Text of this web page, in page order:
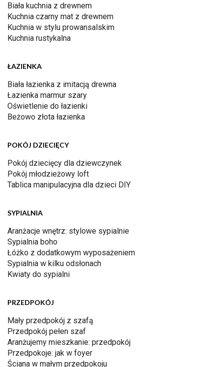
Biała kuchnia z drewnem
Kuchnia czarny mat z drewnem
Kuchnia w stylu prowansalskim
Kuchnia rustykalna
ŁAZIENKA
Biała łazienka z imitacją drewna
Łazienka marmur szary
Oświetlenie do łazienki
Beżowo złota łazienka
POKÓJ DZIECIĘCY
Pokój dziecięcy dla dziewczynek
Pokój młodzieżowy loft
Tablica manipulacyjna dla dzieci DIY
SYPIALNIA
Aranżacje wnętrz: stylowe sypialnie
Sypialnia boho
Łóżko z dodatkowym wyposażeniem
Sypialnia w kilku odsłonach
Kwiaty do sypialni
PRZEDPOKÓJ
Mały przedpokój z szafą
Przedpokój pełen szaf
Aranżujemy mieszkanie: przedpokój
Przedpokoje: jak w foyer
Ściana w małym przedpokoju